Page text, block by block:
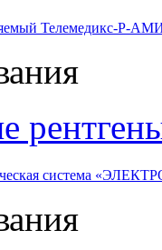
Телемедикс-Р-
система